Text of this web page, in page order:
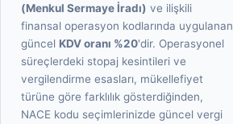
(Menkul Sermaye İradı) ve ilişkili
finansal operasyon kodlarında uygulanan
güncel KDV oranı %20'dir. Operasyonel
süreçlerdeki stopaj kesintileri ve
vergilendirme esasları, mükellefiyet
türüne göre farklılık gösterdiğinden,
NACE kodu seçimlerinizde güncel vergi